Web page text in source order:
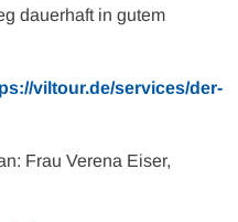
dauerhaft in gutem
viltour.de/services/der-
Frau Verena Eiser,